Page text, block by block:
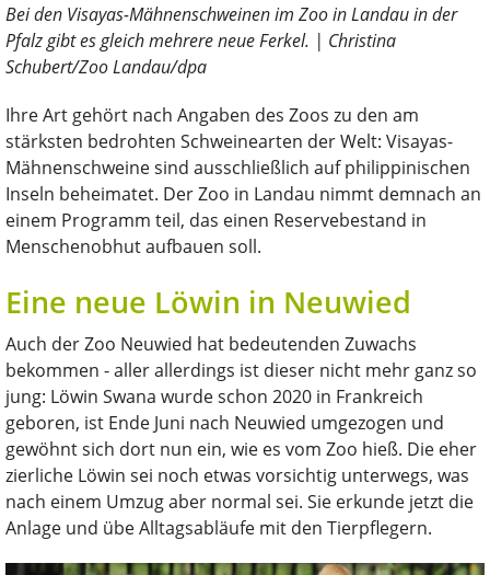
Bei den Visayas-Mähnenschweinen im Zoo in Landau in der
Pfalz gibt es gleich mehrere neue Ferkel. | Christina
Schubert/Zoo Landau/dpa
Ihre Art gehört nach Angaben des Zoos zu den am
stärksten bedrohten Schweinearten der Welt: Visayas-
Mähnenschweine sind ausschließlich auf philippinischen
Inseln beheimatet. Der Zoo in Landau nimmt demnach an
einem Programm teil, das einen Reservebestand in
Menschenobhut aufbauen soll.
Eine neue Löwin in Neuwied
Auch der Zoo Neuwied hat bedeutenden Zuwachs
bekommen - aller allerdings ist dieser nicht mehr ganz so
jung: Löwin Swana wurde schon 2020 in Frankreich
geboren, ist Ende Juni nach Neuwied umgezogen und
gewöhnt sich dort nun ein, wie es vom Zoo hieß. Die eher
zierliche Löwin sei noch etwas vorsichtig unterwegs, was
nach einem Umzug aber normal sei. Sie erkunde jetzt die
Anlage und übe Alltagsabläufe mit den Tierpflegern.